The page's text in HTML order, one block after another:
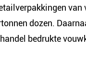
dozen.
bedrukte